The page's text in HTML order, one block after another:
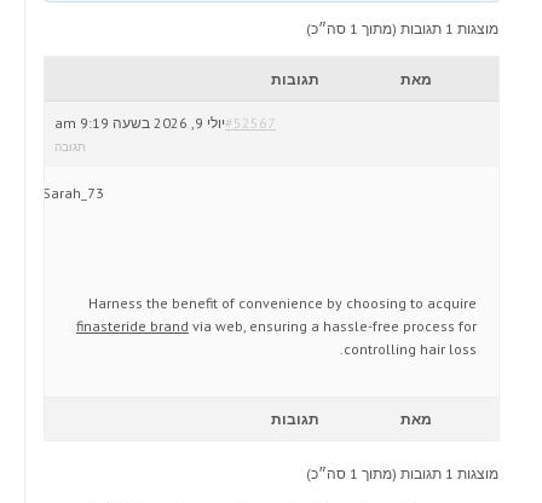
מוצגות 1 תגובות (מתוך 1 סה״כ)
מאת תגובות
יולי 9, 2026 בשעה 9:19 am#52567
תגובה
Sarah_73
Harness the benefit of convenience by choosing to acquire
finasteride brand via web, ensuring a hassle-free process for
controlling hair loss.
מאת תגובות
מוצגות 1 תגובות (מתוך 1 סה״כ)